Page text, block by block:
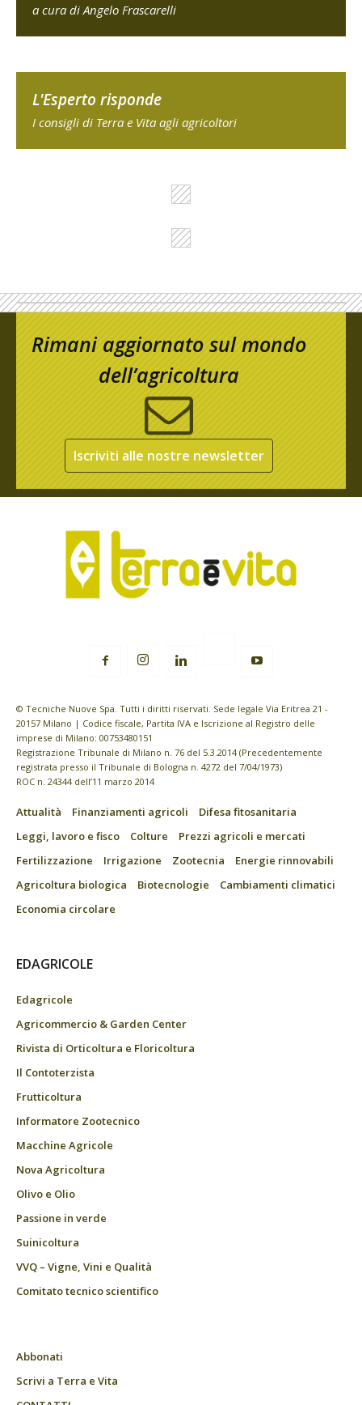
a cura di Angelo Frascarelli
L'Esperto risponde
I consigli di Terra e Vita agli agricoltori
Rimani aggiornato sul mondo
dell’agricoltura
Iscriviti alle nostre newsletter
© Tecniche Nuove Spa. Tutti i diritti riservati. Sede legale Via Eritrea 21 -
20157 Milano | Codice fiscale, Partita IVA e Iscrizione al Registro delle
imprese di Milano: 00753480151
Registrazione Tribunale di Milano n. 76 del 5.3.2014 (Precedentemente
registrata presso il Tribunale di Bologna n. 4272 del 7/04/1973)
ROC n. 24344 dell’11 marzo 2014
Attualità Finanziamenti agricoli
Difesa fitosanitaria
Leggi, lavoro e fisco
Colture
Prezzi agricoli e mercati
Fertilizzazione
Irrigazione Zootecnia
Energie rinnovabili
Agricoltura biologica
Biotecnologie
Cambiamenti climatici
Economia circolare
EDAGRICOLE
Edagricole
Agricommercio & Garden Center
Rivista di Orticoltura e Floricoltura
Il Contoterzista
Frutticoltura
Informatore Zootecnico
Macchine Agricole
Nova Agricoltura
Olivo e Olio
Passione in verde
Suinicoltura
VVQ – Vigne, Vini e Qualità
Comitato tecnico scientifico
Abbonati
Scrivi a Terra e Vita